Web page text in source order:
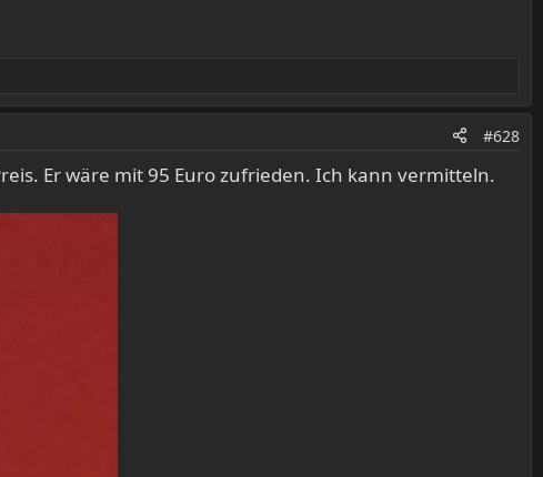
#628
Er wäre mit 95 Euro zufrieden. Ich kann vermitteln.